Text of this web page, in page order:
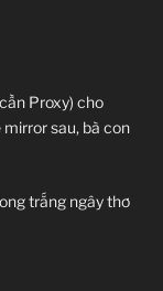
Proxy) cho
mirror sau, bà con
trắng ngây thơ